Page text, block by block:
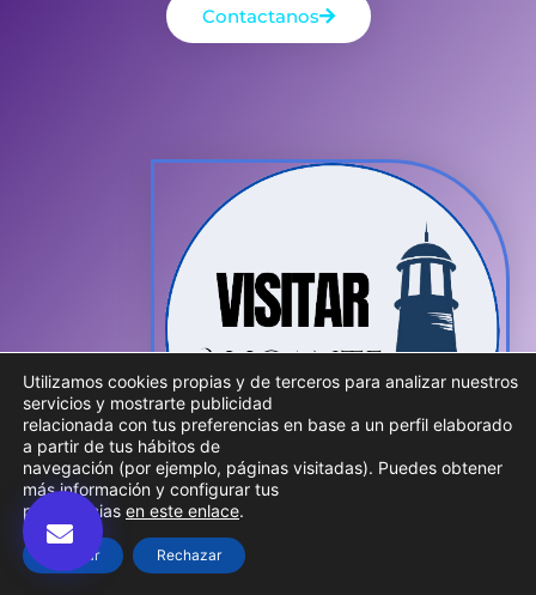
Contactanos
© 2026 Visitar Alicante
Utilizamos cookies propias y de terceros para analizar nuestros
servicios y mostrarte publicidad
relacionada con tus preferencias en base a un perfil elaborado
a partir de tus hábitos de
navegación (por ejemplo, páginas visitadas). Puedes obtener
más información y configurar tus
preferencias en este enlace.
Aceptar Rechazar